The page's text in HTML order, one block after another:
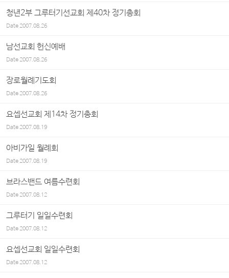
청년2부 그루터기선교회 제40차 정기총회
Date2007.08.26
남선교회 헌신예배
Date2007.08.26
장로월례기도회
Date2007.08.26
요셉선교회 제14차 정기총회
Date2007.08.19
아비가일 월례회
Date2007.08.19
브라스밴드 여름수련회
Date2007.08.12
그루터기 일일수련회
Date2007.08.12
요셉선교회 일일수련회
Date2007.08.12